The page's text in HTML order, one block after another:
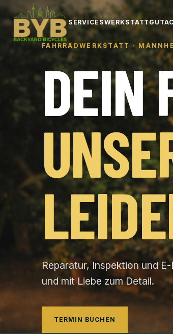
SERVICESWERKSTATT
FAHRRADWERKSTATT ·
DEIN
Reparatur, Inspektion und
und mit Liebe zum Detail.
TERMIN BUCHEN